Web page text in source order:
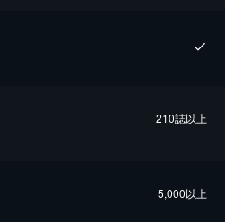
210誌以上
5,000以上